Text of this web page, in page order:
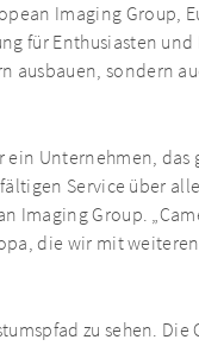
Imaging Group,
für Enthusiasten
sondern
Unternehmen, das
Service über
Imaging Group.
die wir mit
zu sehen.